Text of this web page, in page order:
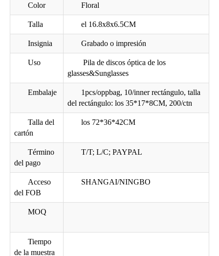
Hierro populares gafas de sol caso I6409 Hierro óptica gafas de sol de los hombres de caja I6304
Color Floral
Talla el 16.8x8x6.5CM
Insignia Grabado o impresión
Uso
Pila de discos óptica de los
glasses&Sunglasses
Embalaje
1pcs/oppbag, 10/inner rectángulo, talla
del rectángulo: los 35*17*8CM, 200/ctn
Talla del
cartón
los 72*36*42CM
Término
del pago
T/T; L/C; PAYPAL
Acceso
del FOB
SHANGAI/NINGBO
MOQ
Tiempo
de la muestra